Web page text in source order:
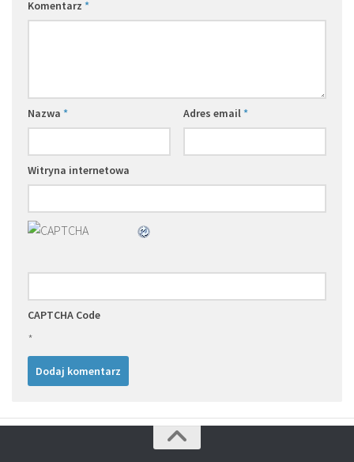
Komentarz *
Nazwa * Adres email*
Witryna internetowa
CAPTCHA Code
*